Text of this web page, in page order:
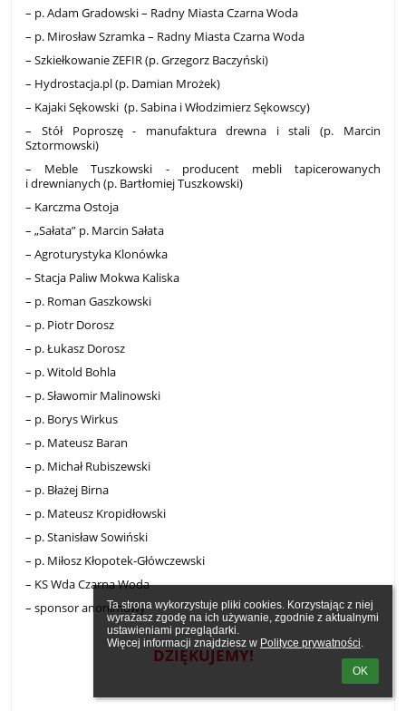
Ta strona wykorzystuje pliki cookies. Korzystając z niej
wyrażasz zgodę na ich używanie, zgodnie z aktualnymi
ustawieniami przeglądarki.
Więcej informacji znajdziesz w Polityce prywatności.
OK
– p. Adam Gradowski – Radny Miasta Czarna Woda
– p. Mirosław Szramka – Radny Miasta Czarna Woda
– Szkiełkowanie ZEFIR (p. Grzegorz Baczyński)
– Hydrostacja.pl (p. Damian Mrożek)
– Kajaki Sękowski (p. Sabina i Włodzimierz Sękowscy)
– Stół Poproszę - manufaktura drewna i stali (p. Marcin
Sztormowski)
– Meble Tuszkowski - producent mebli tapicerowanych
i drewnianych (p. Bartłomiej Tuszkowski)
– Karczma Ostoja
– „Sałata” p. Marcin Sałata
– Agroturystyka Klonówka
– Stacja Paliw Mokwa Kaliska
– p. Roman Gaszkowski
– p. Piotr Dorosz
– p. Łukasz Dorosz
– p. Witold Bohla
– p. Sławomir Malinowski
– p. Borys Wirkus
– p. Mateusz Baran
– p. Michał Rubiszewski
– p. Błażej Birna
– p. Mateusz Kropidłowski
– p. Stanisław Sowiński
– p. Miłosz Kłopotek-Główczewski
– KS Wda Czarna Woda
– sponsor anonimowy
DZIĘKUJEMY!